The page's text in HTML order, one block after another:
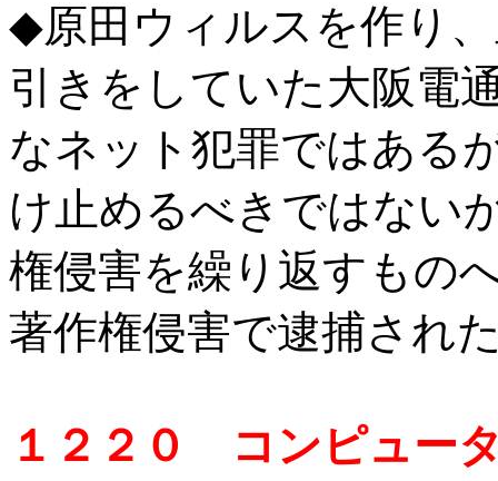
◆原田ウィルスを作り
引きをしていた大阪電
なネット犯罪ではある
け止めるべきではない
権侵害を繰り返すもの
著作権侵害で逮捕され
１２２０ コンピュー